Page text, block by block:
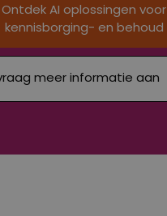
Ontdek AI oplossingen voor
kennisborging- en behoud
meer informatie aan